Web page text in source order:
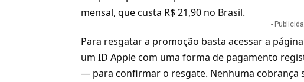
mensal, que custa R$ 21,90 no Brasil.
-
Para resgatar a promoção basta acessar a
um ID Apple com uma forma de pagamento
— para confirmar o resgate. Nenhuma